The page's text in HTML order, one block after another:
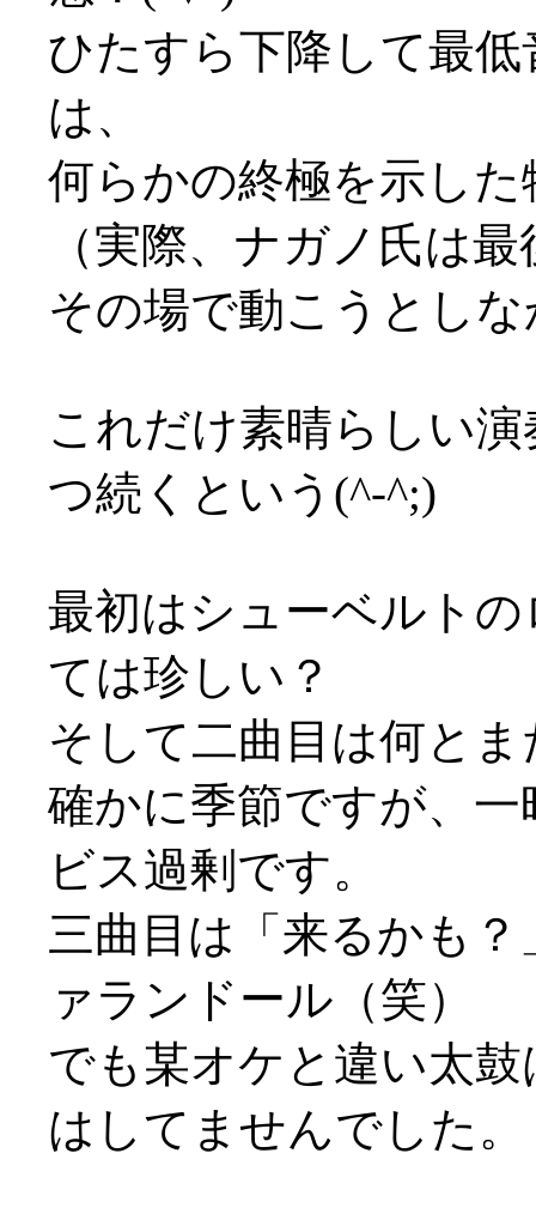
ひたすら下降して最
は、
何らかの終極を示し
（実際、ナガノ氏は
その場で動こうとし
これだけ素晴らしい
つ続くという(^-^;)
最初はシューベルト
ては珍しい？
そして二曲目は何と
確かに季節ですが、
ビス過剰です。
三曲目は「来るかも
ァランドール（笑）
でも某オケと違い太
はしてませんでした。